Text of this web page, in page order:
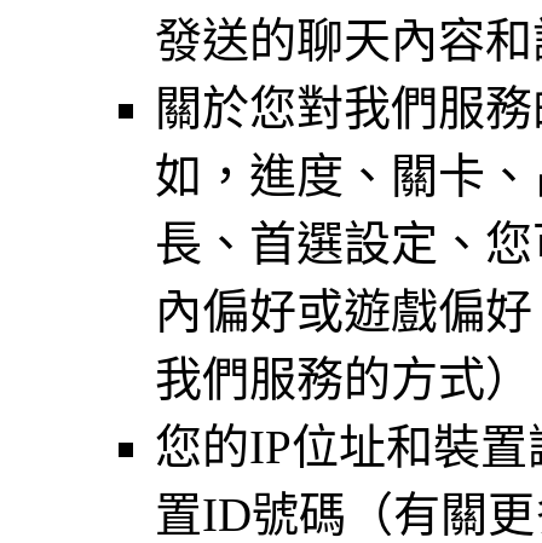
發送的聊天內容
關於您對我們服
如，進度、關卡
長、首選設定、
內偏好或遊戲偏
我們服務的方式）
您的IP位址和裝
置ID號碼（有關